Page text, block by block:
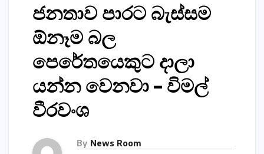
ජනතාව පාරට බැස්සම
ඕනෑම බල
පෙරේතයෙකුට දාලා
යන්න වෙනවා – විමල්
වීරවංශ
By News Room